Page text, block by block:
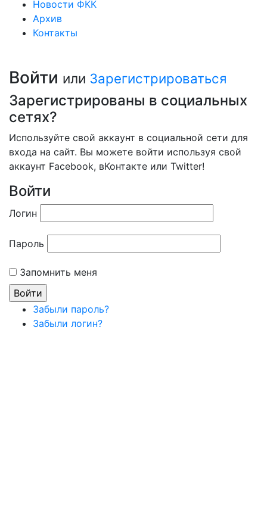
Новости ФКК
Архив
Контакты
Войти или Зарегистрироваться
Зарегистрированы в социальных
сетях?
Используйте свой аккаунт в социальной сети для
входа на сайт. Вы можете войти используя свой
аккаунт Facebook, вКонтакте или Twitter!
Войти
Логин
Пароль
Запомнить меня
Забыли пароль?
Забыли логин?